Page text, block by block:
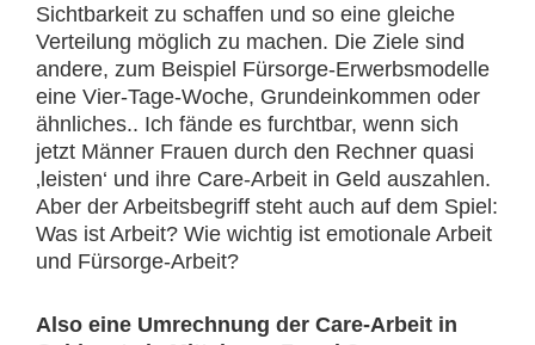
Sichtbarkeit zu schaffen und so eine gleiche
Verteilung möglich zu machen. Die Ziele sind
andere, zum Beispiel Fürsorge-Erwerbsmodelle
eine Vier-Tage-Woche, Grundeinkommen oder
ähnliches.. Ich fände es furchtbar, wenn sich
jetzt Männer Frauen durch den Rechner quasi
‚leisten‘ und ihre Care-Arbeit in Geld auszahlen.
Aber der Arbeitsbegriff steht auch auf dem Spiel:
Was ist Arbeit? Wie wichtig ist emotionale Arbeit
und Fürsorge-Arbeit?
Also eine Umrechnung der Care-Arbeit in